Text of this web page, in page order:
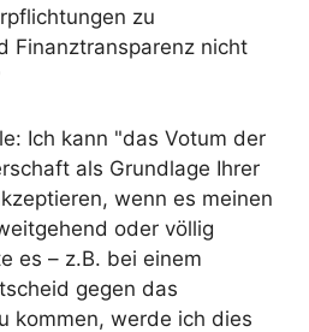
zu
Finanztransparenz nicht
Ich kann "das Votum der
als Grundlage Ihrer
wenn es meinen
oder völlig
es – z.B. bei einem
gegen das
kommen, werde ich dies